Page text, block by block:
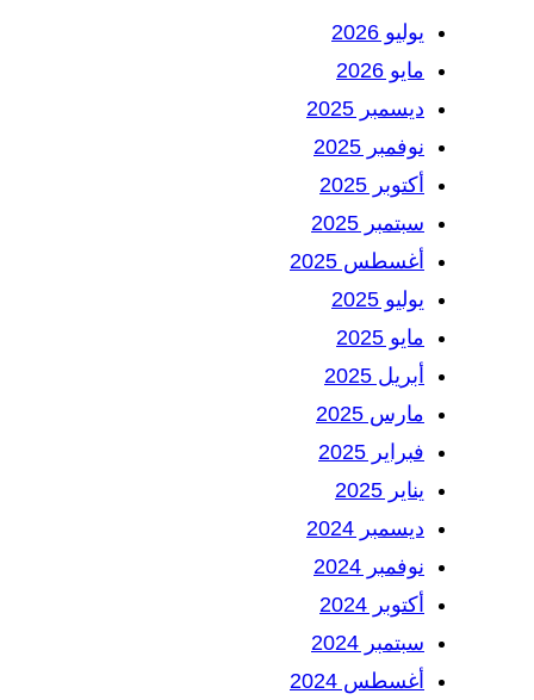
يوليو 2026
مايو 2026
ديسمبر 2025
نوفمبر 2025
أكتوبر 2025
سبتمبر 2025
أغسطس 2025
يوليو 2025
مايو 2025
أبريل 2025
مارس 2025
فبراير 2025
يناير 2025
ديسمبر 2024
نوفمبر 2024
أكتوبر 2024
سبتمبر 2024
أغسطس 2024